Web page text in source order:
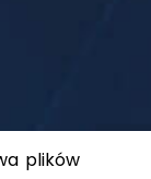
plików